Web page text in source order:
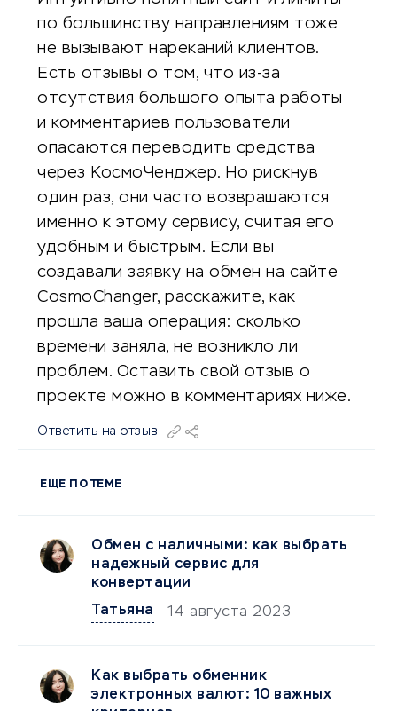
по большинству направлениям тоже
не вызывают нареканий клиентов.
Есть отзывы о том, что из-за
отсутствия большого опыта работы
и комментариев пользователи
опасаются переводить средства
через КосмоЧенджер. Но рискнув
один раз, они часто возвращаются
именно к этому сервису, считая его
удобным и быстрым. Если вы
создавали заявку на обмен на сайте
CosmoChanger, расскажите, как
прошла ваша операция: сколько
времени заняла, не возникло ли
проблем. Оставить свой отзыв о
проекте можно в комментариях ниже.
Ответить на отзыв
ЕЩЕ ПО ТЕМЕ
Обмен с наличными: как выбрать
надежный сервис для
конвертации
Татьяна
14 августа 2023
Как выбрать обменник
электронных валют: 10 важных